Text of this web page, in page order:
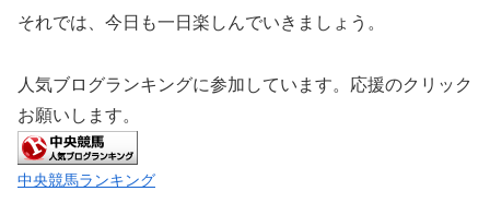
それでは、今日も一日楽しんでいきましょう。
人気ブログランキングに参加しています。応援のクリック
お願いします。
中央競馬ランキング